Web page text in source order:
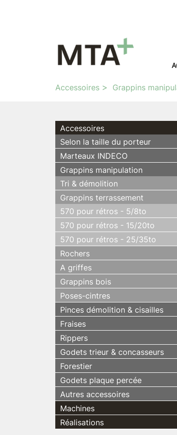
Accessoires Grappins
Accessoires
Selon la taille du porteur
Marteaux INDECO
Grappins manipulation
Tri & démolition
Grappins terrassement
570 pour rétros - 5/8to
570 pour rétros - 15/20to
570 pour rétros - 25/35to
Rochers
A griffes
Grappins bois
Poses-cintres
Pinces démolition & cisailles
Fraises
Rippers
Godets trieur & concasseurs
Forestier
Godets plaque percée
Autres accessoires
Machines
Réalisations